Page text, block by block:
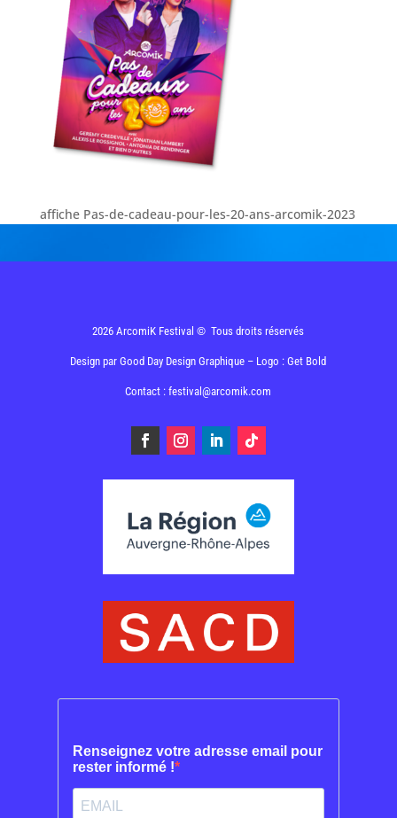
affiche Pas-de-cadeau-pour-les-20-ans-arcomik-2023
2026 ArcomiK Festival © Tous droits réservés
Design parGood Day Design Graphique – Logo : Get Bold
Contact : festival@arcomik.com